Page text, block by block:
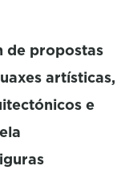
de propostas
artísticas,
e